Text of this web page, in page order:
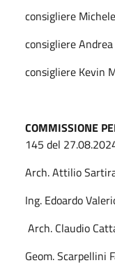
consigliere
consigliere
consigliere Kevin
COMMISSIONE
145 del
Arch. Attilio
Ing. Edoardo
Arch. Claudio
Geom. Scarpellini